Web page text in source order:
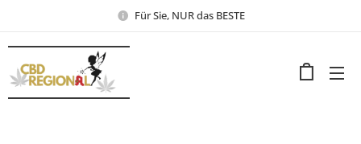
Für Sie, NUR das BESTE